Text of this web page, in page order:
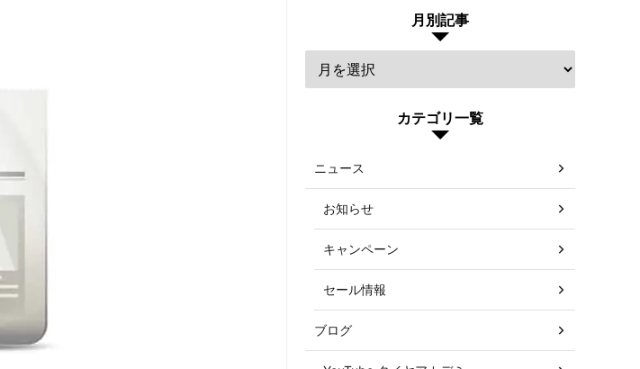
月別記事
カテゴリ一覧
ニュース
お知らせ
キャンペーン
セール情報
ブログ